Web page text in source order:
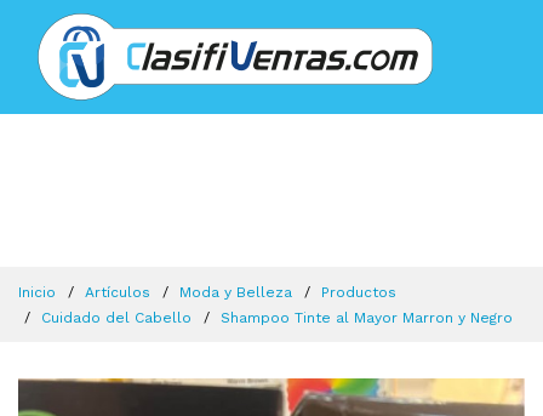
Inicio Artículos Moda y Belleza
Productos
Cuidado del Cabello
Shampoo Tinte al Mayor Marron y Negro